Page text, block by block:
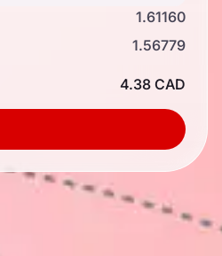
1.61160
1.56779
4.38 CAD